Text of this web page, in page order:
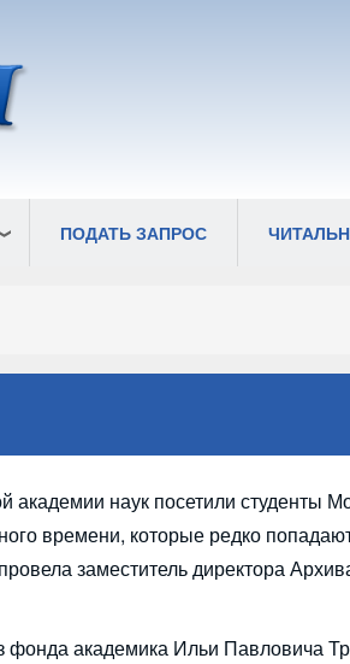
ПОДАТЬ ЗАПРОС
наук посетили студенты
времени, которые редко
заместитель директора
фонда академика Ильи Павловича